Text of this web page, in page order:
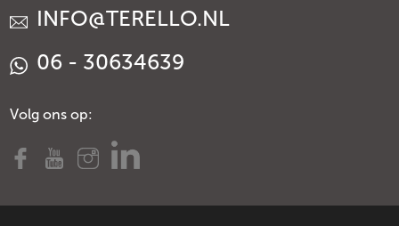
INFO@TERELLO.NL
06 - 30634639
Volg ons op: